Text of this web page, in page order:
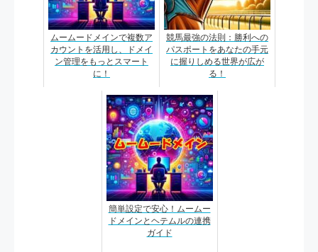
ムームードメインで複数ア
カウントを活用し、ドメイ
ン管理をもっとスマート
に！
競馬最強の法則：勝利への
パスポートをあなたの手元
に握りしめる世界が広が
る！
簡単設定で安心！ムームー
ドメインとヘテムルの連携
ガイド